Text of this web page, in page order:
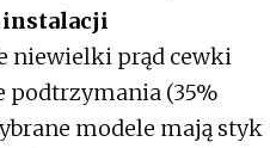
instalacji
niewielki prąd cewki
podtrzymania (35%
modele mają styk